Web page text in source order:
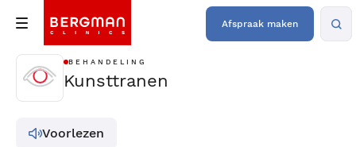
Afspraak maken
BEHANDELING
Kunsttranen
Voorlezen